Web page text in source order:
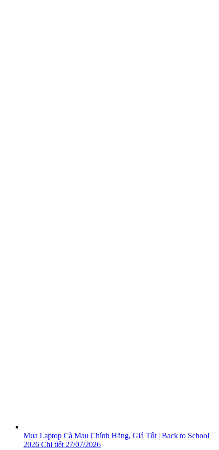
Mua Laptop Cà Mau Chính Hãng, Giá Tốt | Back to School
2026 Chi tiết 27/07/2026